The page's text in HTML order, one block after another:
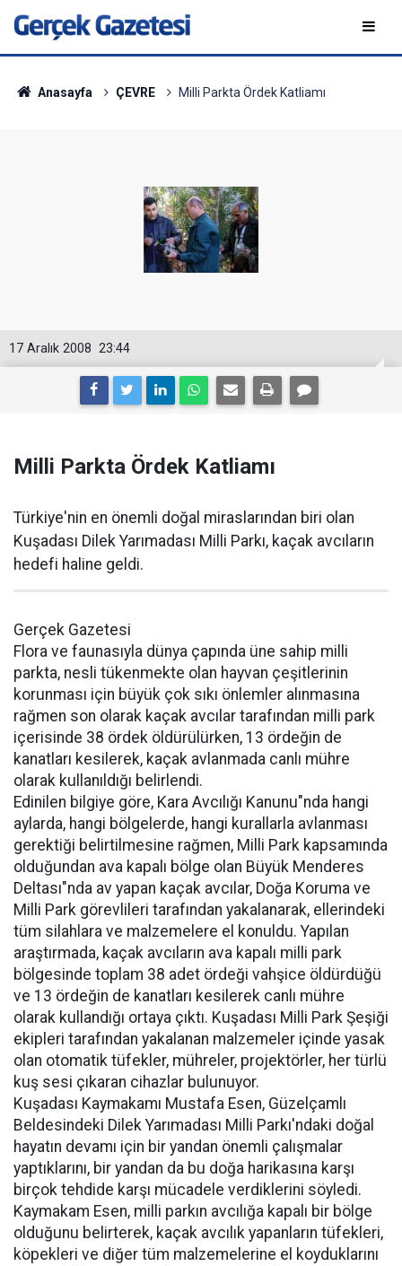
Anasayfa ÇEVRE Milli Parkta Ördek Katliamı
23:44
17 Aralık 2008
Milli Parkta Ördek Katliamı
Türkiye'nin en önemli doğal miraslarından biri olan
Kuşadası Dilek Yarımadası Milli Parkı, kaçak avcıların
hedefi haline geldi.
Gerçek Gazetesi
Flora ve faunasıyla dünya çapında üne sahip milli
parkta, nesli tükenmekte olan hayvan çeşitlerinin
korunması için büyük çok sıkı önlemler alınmasına
rağmen son olarak kaçak avcılar tarafından milli park
içerisinde 38 ördek öldürülürken, 13 ördeğin de
kanatları kesilerek, kaçak avlanmada canlı mühre
olarak kullanıldığı belirlendi.
Edinilen bilgiye göre, Kara Avcılığı Kanunu"nda hangi
aylarda, hangi bölgelerde, hangi kurallarla avlanması
gerektiği belirtilmesine rağmen, Milli Park kapsamında
olduğundan ava kapalı bölge olan Büyük Menderes
Deltası"nda av yapan kaçak avcılar, Doğa Koruma ve
Milli Park görevlileri tarafından yakalanarak, ellerindeki
tüm silahlara ve malzemelere el konuldu. Yapılan
araştırmada, kaçak avcıların ava kapalı milli park
bölgesinde toplam 38 adet ördeği vahşice öldürdüğü
ve 13 ördeğin de kanatları kesilerek canlı mühre
olarak kullandığı ortaya çıktı. Kuşadası Milli Park Şeşiği
ekipleri tarafından yakalanan malzemeler içinde yasak
olan otomatik tüfekler, mühreler, projektörler, her türlü
kuş sesi çıkaran cihazlar bulunuyor.
Kuşadası Kaymakamı Mustafa Esen, Güzelçamlı
Beldesindeki Dilek Yarımadası Milli Parkı'ndaki doğal
hayatın devamı için bir yandan önemli çalışmalar
yaptıklarını, bir yandan da bu doğa harikasına karşı
birçok tehdide karşı mücadele verdiklerini söyledi.
Kaymakam Esen, milli parkın avcılığa kapalı bir bölge
olduğunu belirterek, kaçak avcılık yapanların tüfekleri,
köpekleri ve diğer tüm malzemelerine el koyduklarını